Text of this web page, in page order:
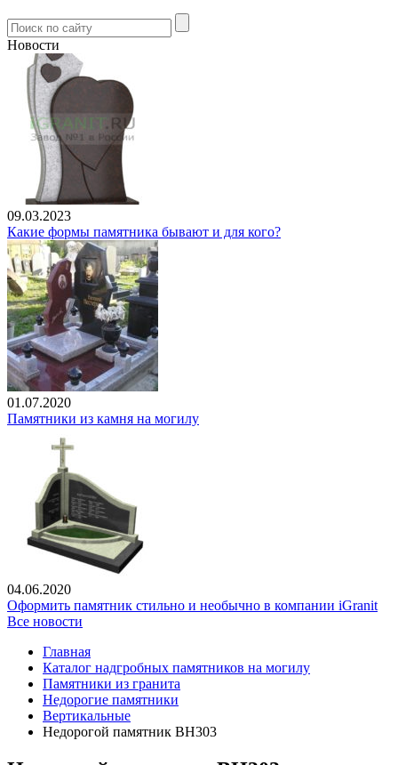
Новости
09.03.2023
Какие формы памятника бывают и для кого?
01.07.2020
Памятники из камня на могилу
04.06.2020
Оформить памятник стильно и необычно в компании iGranit
Все новости
Главная
Каталог надгробных памятников на могилу
Памятники из гранита
Недорогие памятники
Вертикальные
Недорогой памятник ВН303